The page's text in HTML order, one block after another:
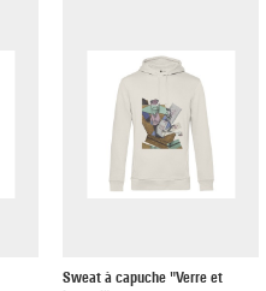
Sweat à capuche "Verre et